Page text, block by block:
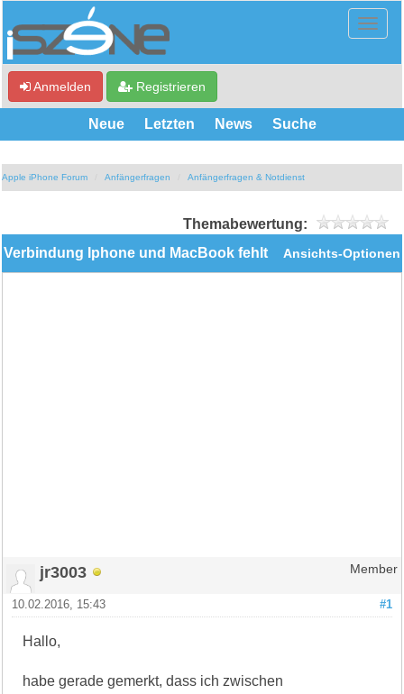
Anmelden Registrieren
Neue Letzten News Suche
Apple iPhone Forum Anfängerfragen Anfängerfragen & Notdienst
Themabewertung:
Ansichts-Optionen
Verbindung Iphone und MacBook fehlt
jr3003 Member
#1
10.02.2016, 15:43
Hallo,
habe gerade gemerkt, dass ich zwischen